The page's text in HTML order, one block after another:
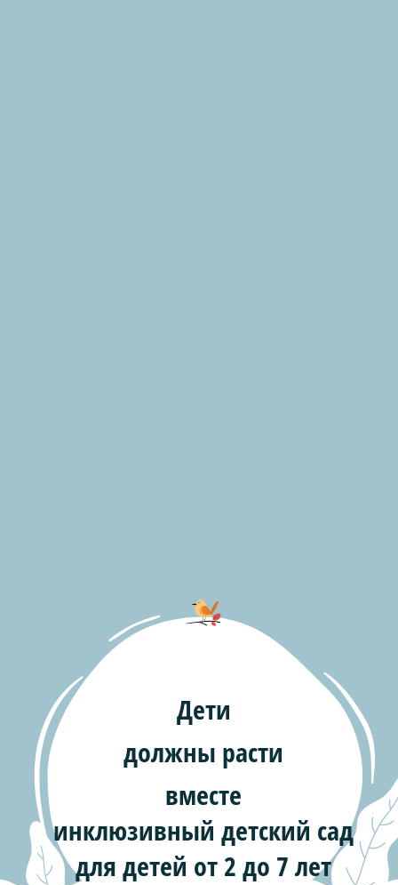
Дети
должны расти
вместе
инклюзивный детский сад
для детей от 2 до 7 лет